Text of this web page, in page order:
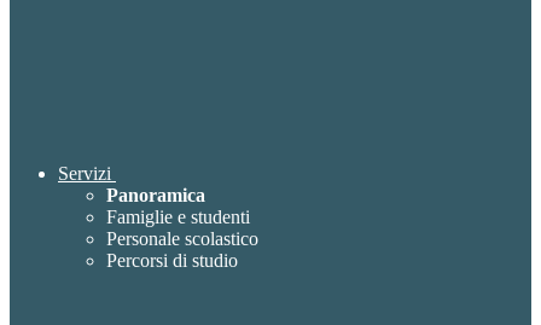
Servizi
Panoramica
Famiglie e studenti
Personale scolastico
Percorsi di studio